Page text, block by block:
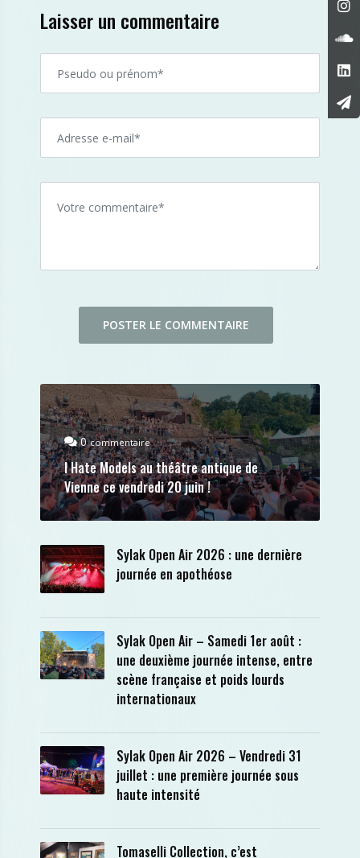
Laisser un commentaire
0commentaire
I Hate Models au théâtre antique de
Vienne ce vendredi 20 juin !
Sylak Open Air 2026 : une dernière
journée en apothéose
Sylak Open Air – Samedi 1er août :
une deuxième journée intense, entre
scène française et poids lourds
internationaux
Sylak Open Air 2026 – Vendredi 31
juillet : une première journée sous
haute intensité
Tomaselli Collection, c’est